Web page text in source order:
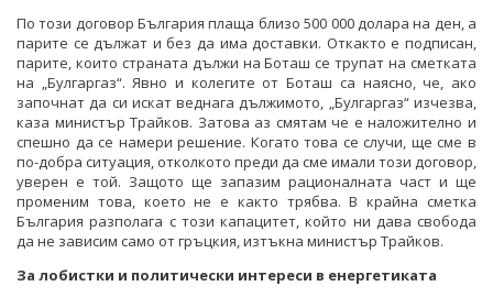
По този договор България плаща близо 500 000 долара на ден, а
парите се дължат и без да има доставки. Откакто е подписан,
парите, които страната дължи на Боташ се трупат на сметката
на „Булгаргаз“. Явно и колегите от Боташ са наясно, че, ако
започнат да си искат веднага дължимото, „Булгаргаз“ изчезва,
каза министър Трайков. Затова аз смятам че е наложително и
спешно да се намери решение. Когато това се случи, ще сме в
по-добра ситуация, отколкото преди да сме имали този договор,
уверен е той. Защото ще запазим рационалната част и ще
променим това, което не е както трябва. В крайна сметка
България разполага с този капацитет, който ни дава свобода
да не зависим само от гръцкия, изтъкна министър Трайков.
За лобистки и политически интереси в енергетиката